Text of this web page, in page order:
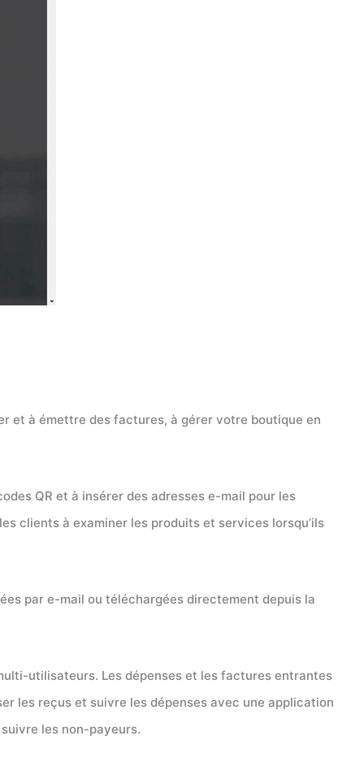
et à émettre des factures, à gérer votre boutique en
QR et à insérer des adresses e-mail pour les
clients à examiner les produits et services lorsqu’ils
par e-mail ou téléchargées directement depuis la
utilisateurs. Les dépenses et les factures entrantes
les reçus et suivre les dépenses avec une application
les non-payeurs.